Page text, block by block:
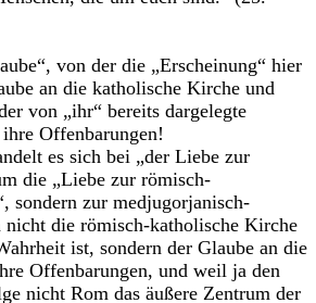
von der die „Erscheinung“ hier
an die katholische Kirche und
von „ihr“ bereits dargelegte
Offenbarungen!
es sich bei „der Liebe zur
die „Liebe zur römisch-
sondern zur medjugorjanisch-
die römisch-katholische Kirche
ist, sondern der Glaube an die
Offenbarungen, und weil ja den
nicht Rom das äußere Zentrum der